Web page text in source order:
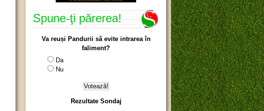
Spune-ţi părerea!
Va reuși Pandurii să evite intrarea în
faliment?
Da
Nu
Rezultate Sondaj